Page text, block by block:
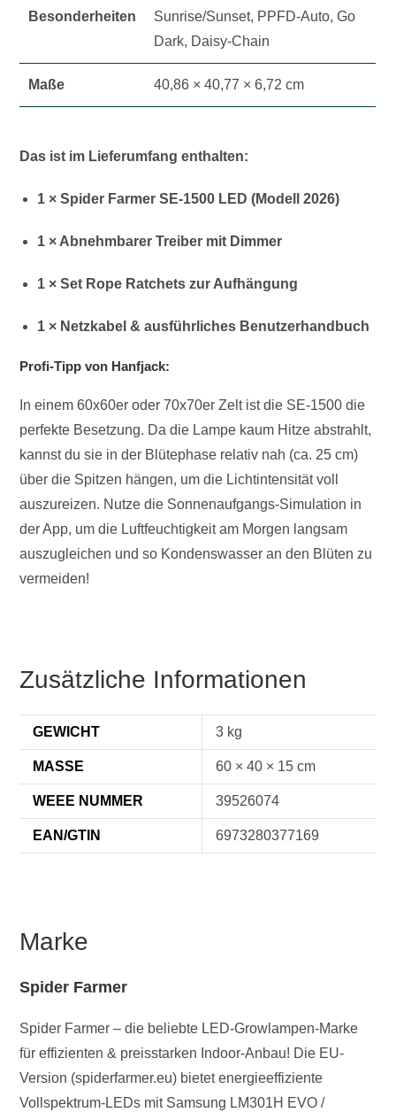
Besonderheiten
Sunrise/Sunset, PPFD-Auto, Go
Dark, Daisy-Chain
Maße 40,86 × 40,77 × 6,72 cm
Das ist im Lieferumfang enthalten:
1 × Spider Farmer SE-1500 LED (Modell 2026)
1 × Abnehmbarer Treiber mit Dimmer
1 × Set Rope Ratchets zur Aufhängung
1 × Netzkabel & ausführliches Benutzerhandbuch
Profi-Tipp von Hanfjack:
In einem 60x60er oder 70x70er Zelt ist die SE-1500 die
perfekte Besetzung. Da die Lampe kaum Hitze abstrahlt,
kannst du sie in der Blütephase relativ nah (ca. 25 cm)
über die Spitzen hängen, um die Lichtintensität voll
auszureizen. Nutze die Sonnenaufgangs-Simulation in
der App, um die Luftfeuchtigkeit am Morgen langsam
auszugleichen und so Kondenswasser an den Blüten zu
vermeiden!
Zusätzliche Informationen
GEWICHT 3 kg
MASSE 60 × 40 × 15 cm
WEEE NUMMER 39526074
EAN/GTIN 6973280377169
Marke
Spider Farmer
Spider Farmer – die beliebte LED-Growlampen-Marke
für effizienten & preisstarken Indoor-Anbau! Die EU-
Version (spiderfarmer.eu) bietet energieeffiziente
Vollspektrum-LEDs mit Samsung LM301H EVO /